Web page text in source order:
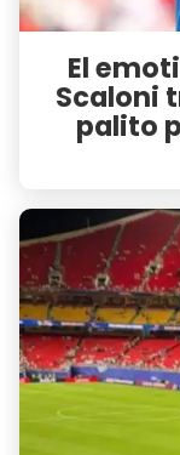
El
Scaloni
palito